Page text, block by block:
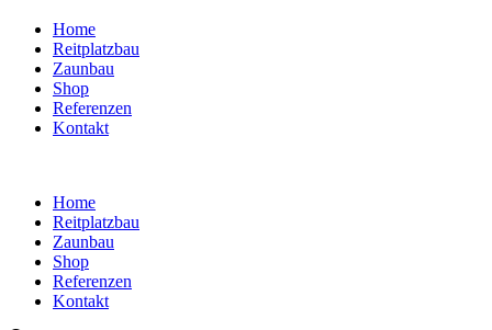
Home
Reitplatzbau
Zaunbau
Shop
Referenzen
Kontakt
Home
Reitplatzbau
Zaunbau
Shop
Referenzen
Kontakt